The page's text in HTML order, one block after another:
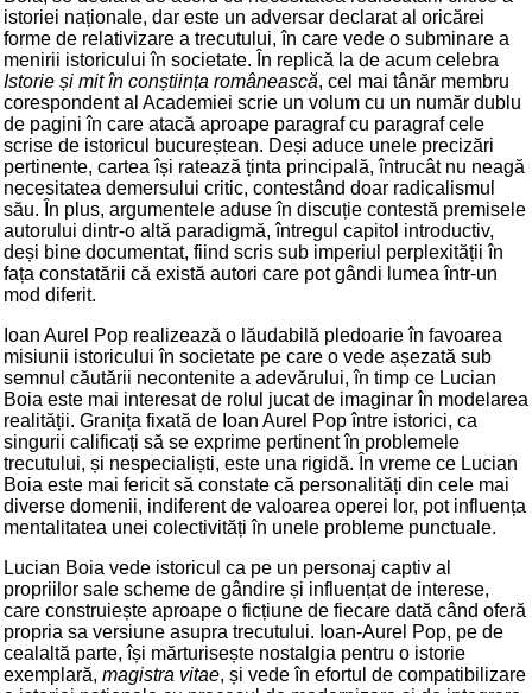
istoriei naționale, dar este un adversar declarat al oricărei
forme de relativizare a trecutului, în care vede o subminare a
menirii istoricului în societate. În replică la de acum celebra
Istorie și mit în conștiința românească, cel mai tânăr membru
corespondent al Academiei scrie un volum cu un număr dublu
de pagini în care atacă aproape paragraf cu paragraf cele
scrise de istoricul bucureștean. Deși aduce unele precizări
pertinente, cartea își ratează ținta principală, întrucât nu neagă
necesitatea demersului critic, contestând doar radicalismul
său. În plus, argumentele aduse în discuție contestă premisele
autorului dintr-o altă paradigmă, întregul capitol introductiv,
deși bine documentat, fiind scris sub imperiul perplexității în
fața constatării că există autori care pot gândi lumea într-un
mod diferit.
Ioan Aurel Pop realizează o lăudabilă pledoarie în favoarea
misiunii istoricului în societate pe care o vede așezată sub
semnul căutării necontenite a adevărului, în timp ce Lucian
Boia este mai interesat de rolul jucat de imaginar în modelarea
realității. Granița fixată de Ioan Aurel Pop între istorici, ca
singurii calificați să se exprime pertinent în problemele
trecutului, și nespecialiști, este una rigidă. În vreme ce Lucian
Boia este mai fericit să constate că personalități din cele mai
diverse domenii, indiferent de valoarea operei lor, pot influența
mentalitatea unei colectivități în unele probleme punctuale.
Lucian Boia vede istoricul ca pe un personaj captiv al
propriilor sale scheme de gândire și influențat de interese,
care construiește aproape o ficțiune de fiecare dată când oferă
propria sa versiune asupra trecutului. Ioan-Aurel Pop, pe de
cealaltă parte, își mărturisește nostalgia pentru o istorie
exemplară, magistra vitae, și vede în efortul de compatibilizare